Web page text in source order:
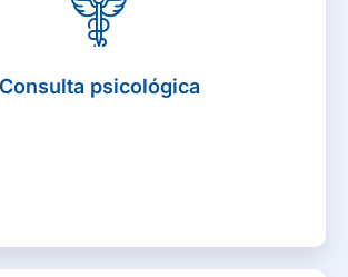
Consulta psicológica
a nuestros afiliados con un
en psicología, en sus emociones y
importante. 3 eventos por año (con